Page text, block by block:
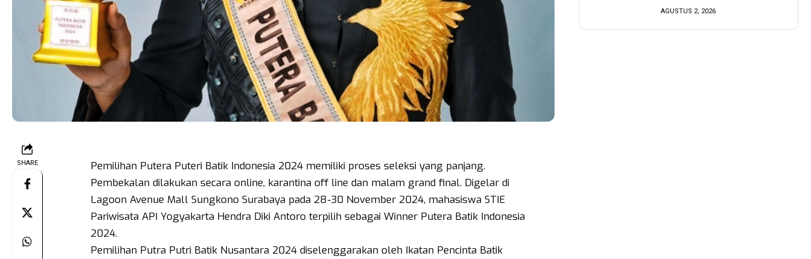
SHARE
Pemilihan Putera Puteri Batik Indonesia 2024 memiliki proses seleksi yang panjang.
Pembekalan dilakukan secara online, karantina off line dan malam grand final. Digelar di
Lagoon Avenue Mall Sungkono Surabaya pada 28-30 November 2024, mahasiswa STIE
Pariwisata API Yogyakarta Hendra Diki Antoro terpilih sebagai Winner Putera Batik Indonesia
2024.
Pemilihan Putra Putri Batik Nusantara 2024 diselenggarakan oleh Ikatan Pencinta Batik
AGUSTUS 2, 2026